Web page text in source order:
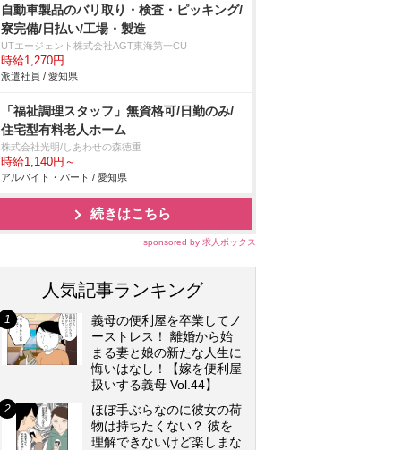
自動車製品のバリ取り・検査・ピッキング/
寮完備/日払い/工場・製造
UTエージェント株式会社AGT東海第一CU
時給1,270円
派遣社員 / 愛知県
「福祉調理スタッフ」無資格可/日勤のみ/
住宅型有料老人ホーム
株式会社光明/しあわせの森徳重
時給1,140円～
アルバイト・パート / 愛知県
続きはこちら
sponsored by 求人ボックス
人気記事ランキング
義母の便利屋を卒業してノ
ーストレス！ 離婚から始
まる妻と娘の新たな人生に
悔いはなし！【嫁を便利屋
扱いする義母 Vol.44】
ほぼ手ぶらなのに彼女の荷
物は持ちたくない？ 彼を
理解できないけど楽しまな